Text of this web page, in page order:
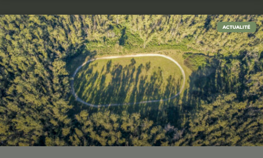
ACTUALITÉ